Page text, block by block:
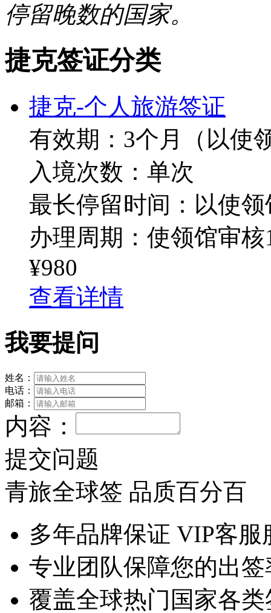
停留晚数的国家。
捷克签证分类
捷克-个人旅游签证
有效期：3个月（以使
入境次数：单次
最长停留时间：以使
办理周期：使领馆审
¥980
查看详情
我要提问
姓名：
电话：
邮箱：
内容：
提交问题
青旅全球签 品质百分百
多年品牌保证 VIP客服
专业团队保障您的出签
覆盖全球热门国家各类